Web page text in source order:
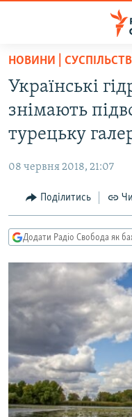
Перейти
основного
матеріалу
до
основної
навігації
Перейти
до
пошуку
ВСЕ ЗА ДОБУ
ЕКОНОМІКА
СУСПІЛЬСТВО
УКРАЇНА
СВІТ
РОСІЙСЬКА
ДОНБАС.РЕАЛІЇ
ТИ ЯК?
СХЕМИ
КИТАЙ.ВИКЛИКИ
МУЛЬТИМЕДІА
ФОТО
СПЕЦПРОЄКТИ
ПОДКАСТИ
НОВИНИ |
Українські
знімають
турецьку
08 червня 2018, 21:07
Поділитись
Додати Радіо Свобода як